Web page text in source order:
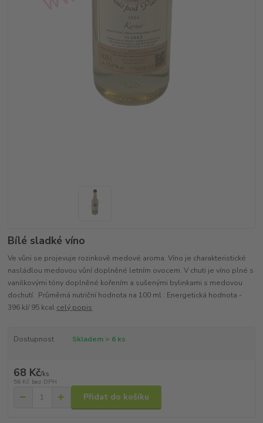
Bílé sladké víno
Ve vůni se projevuje rozinkově medové aroma. Víno je charakteristické
nasládlou medovou vůní doplněné letním ovocem. V chuti je víno plné s
vanilkovými tóny doplněné kořením a sušenými bylinkami s medovou
dochutí. Průměrná nutriční hodnota na 100 ml : Energetická hodnota -
396 kJ/ 95 kcal celý popis
Dostupnost Skladem > 6 ks
68 Kč/ks
56 Kč bez DPH
Přidat do košíku